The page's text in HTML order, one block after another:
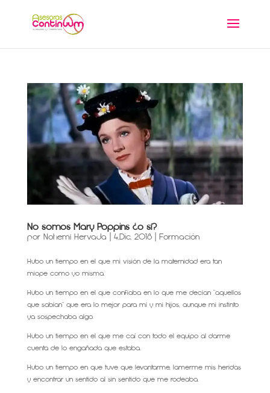
No somos Mary Poppins ¿o sí?
por Nohemí Hervada 4,Dic, 2018| Formación
Hubo un tiempo en el que mi visión de la maternidad era tan
miope como yo misma.
Hubo un tiempo en el que confiaba en lo que me decían “aquellos
que sabían” que era lo mejor para mí y mi hijos, aunque mi instinto
ya sospechaba algo.
Hubo un tiempo en el que me caí con todo el equipo al darme
cuenta de lo engañada que estaba.
Hubo un tiempo en que tuve que levantarme, lamerme mis heridas
y encontrar un sentido al sin sentido que me rodeaba.